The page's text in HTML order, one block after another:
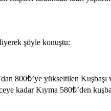
şöyle konuştu:
800₺’ye yükseltilen Kuşbaşı
kadar Kıyma 580₺’den